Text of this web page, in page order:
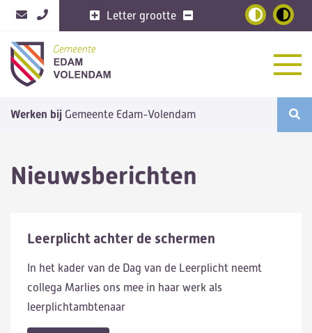
Letter grootte
Opdrachten
Arbeidsvoorwaarden
Over de gemeente
Werken bij Gemeente Edam-Volendam
Nieuwsberichten
Leerplicht achter de schermen
In het kader van de Dag van de Leerplicht neemt
collega Marlies ons mee in haar werk als
leerplichtambtenaar